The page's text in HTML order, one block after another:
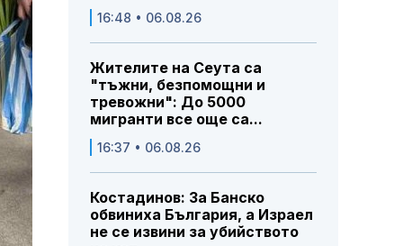
16:48 • 06.08.26
Жителите на Сеута са
"тъжни, безпомощни и
тревожни": До 5000
мигранти все още са...
16:37 • 06.08.26
Костадинов: За Банско
обвиниха България, а Израел
не се извини за убийството